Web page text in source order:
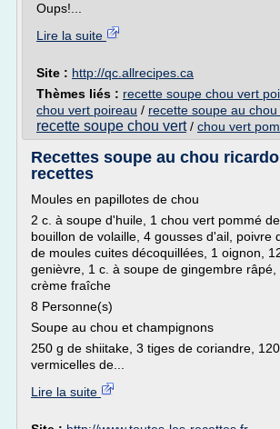
Oups!...
Lire la suite
Site : http://qc.allrecipes.ca
Thèmes liés : recette soupe chou vert
chou vert poireau / recette soupe au
recette soupe chou vert/ chou vert
Recettes soupe au chou
recettes
Moules en papillotes de chou
2 c. à soupe d'huile, 1 chou vert pommé
bouillon de volaille, 4 gousses d'ail, poivre
de moules cuites décoquillées, 1 oignon,
genièvre, 1 c. à soupe de gingembre
crème fraîche
8 Personne(s)
Soupe au chou et champignons
250 g de shiitake, 3 tiges de coriandre,
vermicelles de...
Lire la suite